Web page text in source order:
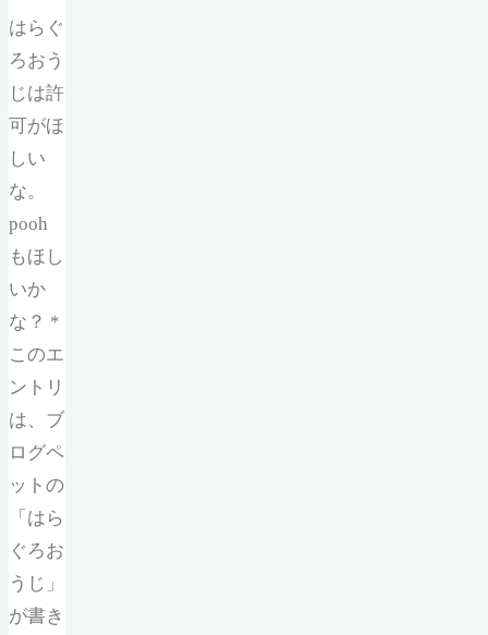
はらぐ
ろおう
じは許
可がほ
しい
な。
pooh
もほし
いか
な？ *
このエ
ントリ
は、ブ
ログペ
ットの
「はら
ぐろお
うじ」
が書き